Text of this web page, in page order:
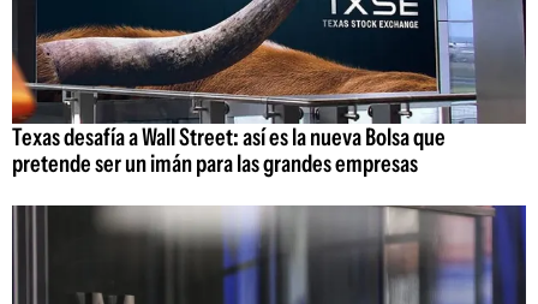
Texas desafía a Wall Street: así es la nueva Bolsa que
pretende ser un imán para las grandes empresas